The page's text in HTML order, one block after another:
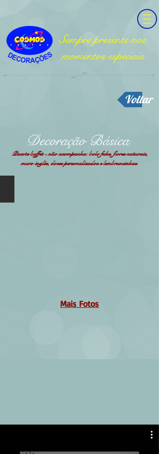
Sempre presente nos
momentos especiais
Voltar
Decoração Básica
Pacote buffet - não acompanha: bolo fake, flores naturais,
muro inglês, doces personalizados e lembrancinhas.
Antes
Mais Fotos